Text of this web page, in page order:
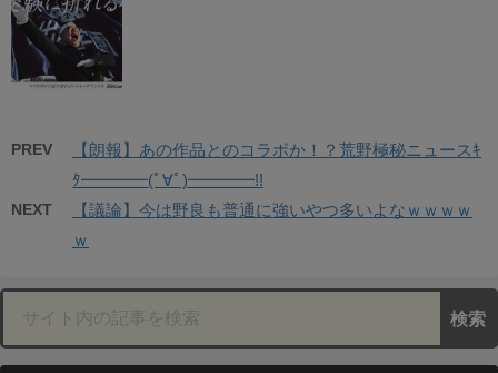
PREV
【朗報】あの作品とのコラボか！？荒野極秘ニュースｷ
ﾀ━━━━(ﾟ∀ﾟ)━━━━!!
NEXT
【議論】今は野良も普通に強いやつ多いよなｗｗｗｗ
ｗ